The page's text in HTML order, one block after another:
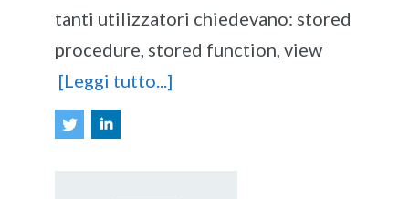
tanti utilizzatori chiedevano: stored
procedure, stored function, view
[Leggi tutto...]